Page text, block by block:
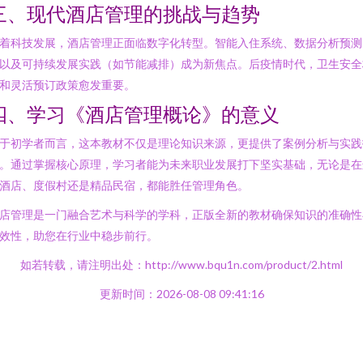
、现代酒店管理的挑战与趋势
科技发展，酒店管理正面临数字化转型。智能入住系统、数据分析预
及可持续发展实践（如节能减排）成为新焦点。后疫情时代，卫生安
灵活预订政策愈发重要。
、学习《酒店管理概论》的意义
初学者而言，这本教材不仅是理论知识来源，更提供了案例分析与实
通过掌握核心原理，学习者能为未来职业发展打下坚实基础，无论是
店、度假村还是精品民宿，都能胜任管理角色。
管理是一门融合艺术与科学的学科，正版全新的教材确保知识的准确
性，助您在行业中稳步前行。
如若转载，请注明出处：http://www.bqu1n.com/product/2.html
更新时间：2026-08-08 09:41:16